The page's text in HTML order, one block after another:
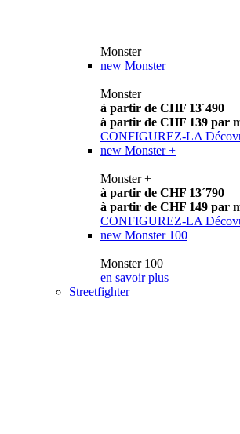
Monster
new Monster
Monster
à partir de CHF 13´490
à partir de CHF 139 par
CONFIGUREZ-LA
new Monster +
Monster +
à partir de CHF 13´790
à partir de CHF 149 par
CONFIGUREZ-LA
new Monster 100
Monster 100
en savoir plus
Streetfighter